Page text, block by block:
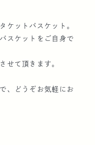
ケットバスケット。
スケットをご自身で
せて頂きます。
、どうぞお気軽にお